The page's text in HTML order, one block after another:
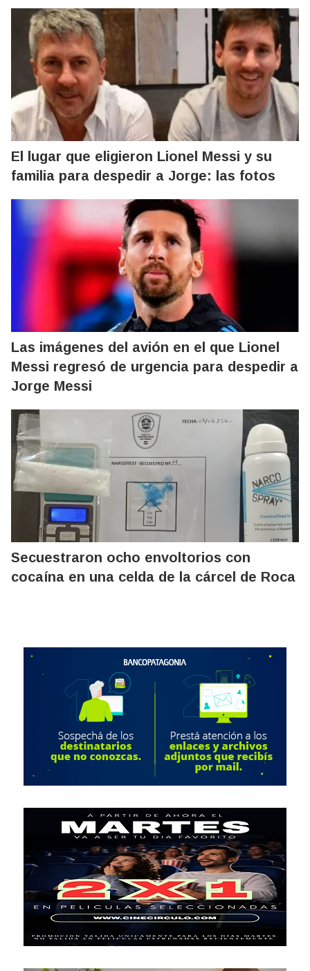
El lugar que eligieron Lionel Messi y su
familia para despedir a Jorge: las fotos
Las imágenes del avión en el que Lionel
Messi regresó de urgencia para despedir a
Jorge Messi
Secuestraron ocho envoltorios con
cocaína en una celda de la cárcel de Roca